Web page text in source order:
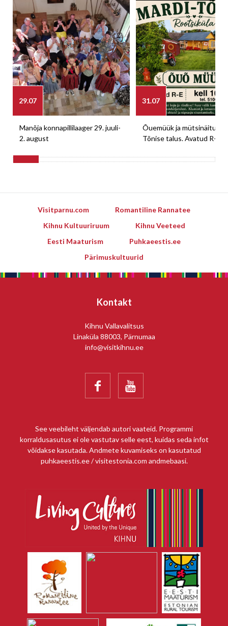
29.07
Manõja konnapillilaager 29. juuli-
2. august
31.07
Õuemüük ja mütsinäitus
Tõnise talus. Avatud R-E
Visitparnu.com
Romantiline Rannatee
Kihnu Kultuuriruum
Kihnu Veeteed
Eesti Maaturism
Puhkaeestis.ee
Pärimuskultuurid
Kontakt
Kihnu Vallavalitsus
Linaküla 88003, Pärnumaa
info@visitkihnu.ee
 
See veebileht väljendab autori vaateid. Programmi
korraldusasutus ei ole vastutav selle eest, kuidas seda infot
võidakse kasutada. Andmete kuvamiseks on kasutatud
puhkaeestis.ee / visitestonia.com andmebaasi.